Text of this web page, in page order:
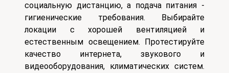
социальную дистанцию, а подача питания -
гигиенические требования. Выбирайте
локации с хорошей вентиляцией и
естественным освещением. Протестируйте
качество интернета, звукового и
видеооборудования, климатических систем.